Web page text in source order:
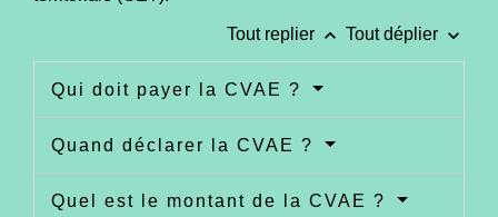
Tout replier keyboard_arrow_up Tout déplier keyboard_arrow_down
Qui doit payer la CVAE ?
Quand déclarer la CVAE ?
Quel est le montant de la CVAE ?